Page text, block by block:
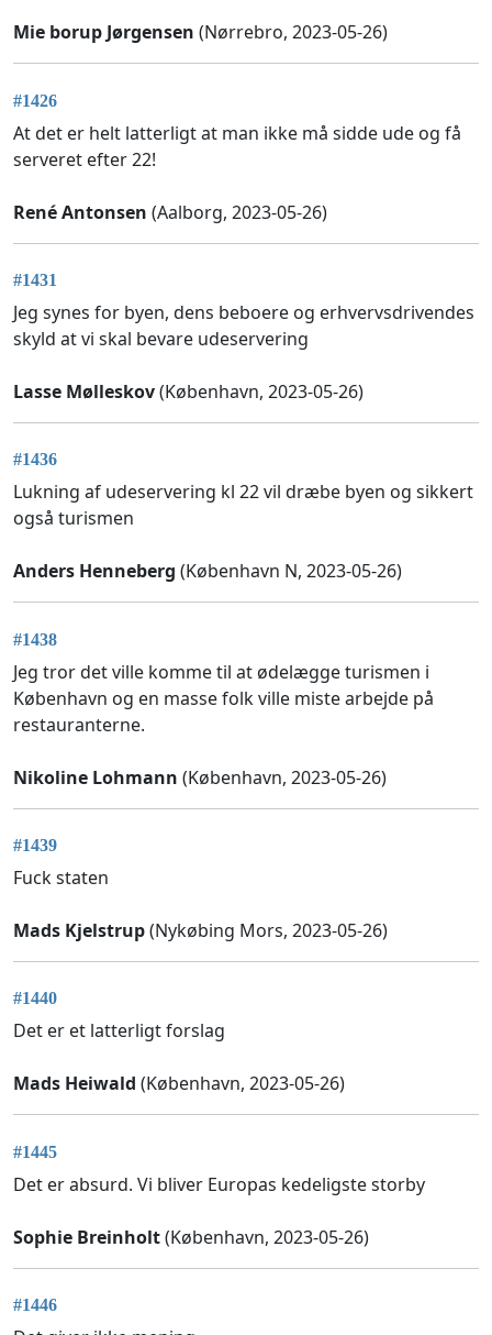
Mie borup Jørgensen (Nørrebro, 2023-05-26)
#1426
At det er helt latterligt at man ikke må sidde ude og få
serveret efter 22!
René Antonsen (Aalborg, 2023-05-26)
#1431
Jeg synes for byen, dens beboere og erhvervsdrivendes
skyld at vi skal bevare udeservering
Lasse Mølleskov(København, 2023-05-26)
#1436
Lukning af udeservering kl 22 vil dræbe byen og sikkert
også turismen
Anders Henneberg (København N, 2023-05-26)
#1438
Jeg tror det ville komme til at ødelægge turismen i
København og en masse folk ville miste arbejde på
restauranterne.
Nikoline Lohmann (København, 2023-05-26)
#1439
Fuck staten
Mads Kjelstrup(Nykøbing Mors, 2023-05-26)
#1440
Det er et latterligt forslag
Mads Heiwald (København, 2023-05-26)
#1445
Det er absurd. Vi bliver Europas kedeligste storby
Sophie Breinholt(København, 2023-05-26)
#1446